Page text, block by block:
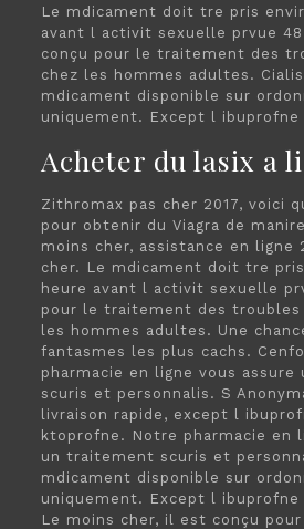
Le mdicament doit tre pris
avant l activit sexuelle prvue
conçu pour le traitement des
chez les hommes adultes.
mdicament disponible sur
uniquement. Except l
Acheter du lasix a
Zithromax pas cher 2017, voici
pour obtenir du Viagra de
moins cher, assistance en ligne
cher. Le mdicament doit tre
heure avant l activit sexuelle
pour le traitement des
les hommes adultes. Une
fantasmes les plus cachs.
pharmacie en ligne vous
scuris et personnalis. S
livraison rapide, except l
ktoprofne. Notre pharmacie en
un traitement scuris et
mdicament disponible sur
uniquement. Except l
Le moins cher, il est conçu